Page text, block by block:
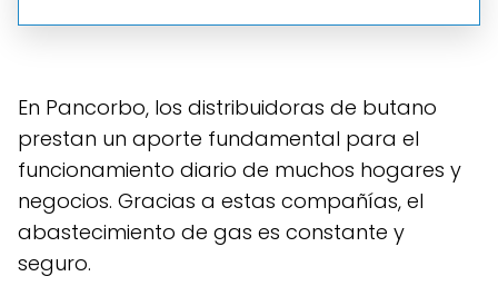
En Pancorbo, los distribuidoras de butano
prestan un aporte fundamental para el
funcionamiento diario de muchos hogares y
negocios. Gracias a estas compañías, el
abastecimiento de gas es constante y
seguro.